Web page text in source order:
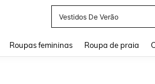
Vestidos De Verão
Roupas femininas Roupa de praia